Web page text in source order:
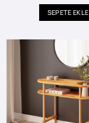
SEPETE EKLE